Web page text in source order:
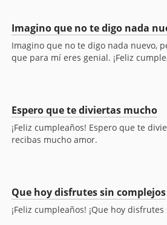
Imagino que no te digo nada
Imagino que no te digo nada nuevo,
que para mí eres genial. ¡Feliz
Espero que te diviertas mucho
¡Feliz cumpleaños! Espero que te
recibas mucho amor.
Que hoy disfrutes sin complejos
¡Feliz cumpleaños! ¡Que hoy